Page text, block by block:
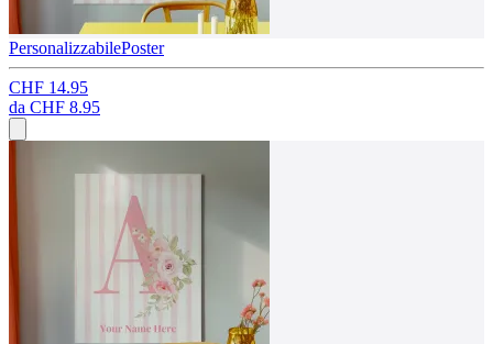
PersonalizzabilePoster
CHF 14.95
da CHF 8.95